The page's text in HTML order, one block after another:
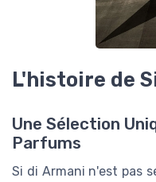
L'histoire de
Une Sélection
Parfums
Si di Armani n'est pas